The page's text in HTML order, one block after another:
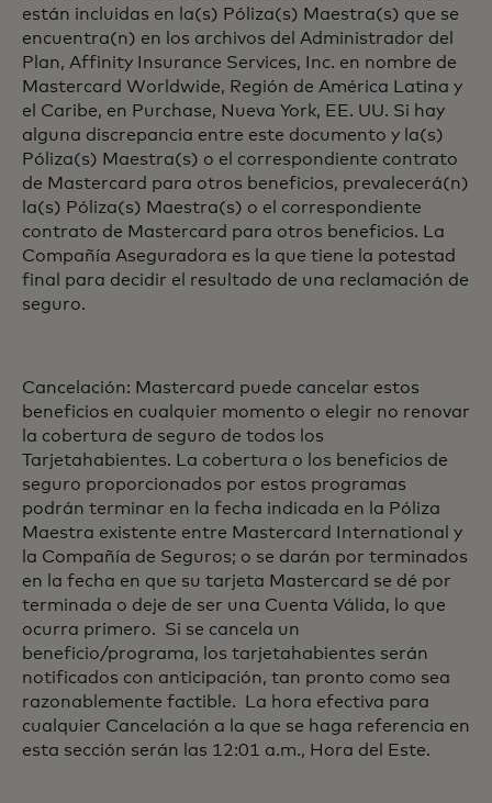
están incluidas en la(s) Póliza(s) Maestra(s) que se
encuentra(n) en los archivos del Administrador del
Plan, Affinity Insurance Services, Inc. en nombre de
Mastercard Worldwide, Región de América Latina y
el Caribe, en Purchase, Nueva York, EE. UU. Si hay
alguna discrepancia entre este documento y la(s)
Póliza(s) Maestra(s) o el correspondiente contrato
de Mastercard para otros beneficios, prevalecerá(n)
la(s) Póliza(s) Maestra(s) o el correspondiente
contrato de Mastercard para otros beneficios. La
Compañía Aseguradora es la que tiene la potestad
final para decidir el resultado de una reclamación de
seguro.
Cancelación: Mastercard puede cancelar estos
beneficios en cualquier momento o elegir no renovar
la cobertura de seguro de todos los
Tarjetahabientes. La cobertura o los beneficios de
seguro proporcionados por estos programas
podrán terminar en la fecha indicada en la Póliza
Maestra existente entre Mastercard International y
la Compañía de Seguros; o se darán por terminados
en la fecha en que su tarjeta Mastercard se dé por
terminada o deje de ser una Cuenta Válida, lo que
ocurra primero. Si se cancela un
beneficio/programa, los tarjetahabientes serán
notificados con anticipación, tan pronto como sea
razonablemente factible. La hora efectiva para
cualquier Cancelación a la que se haga referencia en
esta sección serán las 12:01 a.m., Hora del Este.